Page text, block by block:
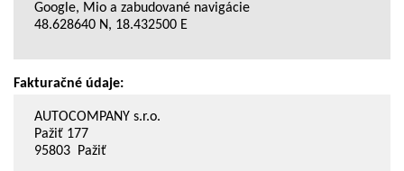
Google, Mio a zabudované navigácie
48.628640 N, 18.432500 E
Fakturačné údaje:
AUTOCOMPANY s.r.o.
Pažiť 177
95803 Pažiť